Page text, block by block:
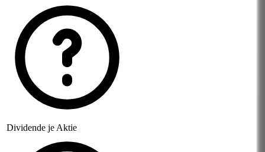
Dividende je Aktie